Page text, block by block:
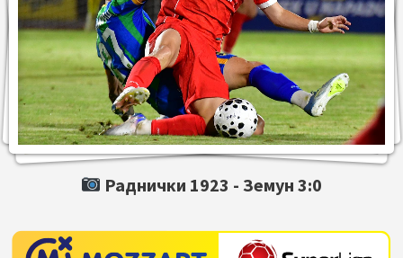
Раднички 1923 -Земун 3:0